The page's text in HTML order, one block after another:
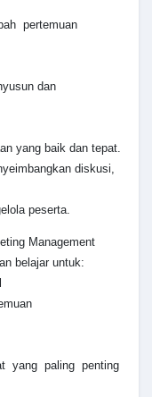
pertemuan
dan
yang baik dan tepat.
diskusi,
peserta.
Management
belajar untuk:
yang paling penting